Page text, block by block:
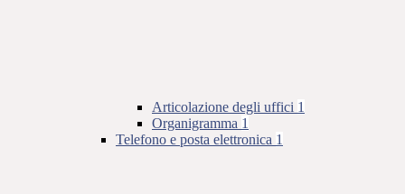
Articolazione degli uffici 1
Organigramma 1
Telefono e posta elettronica 1